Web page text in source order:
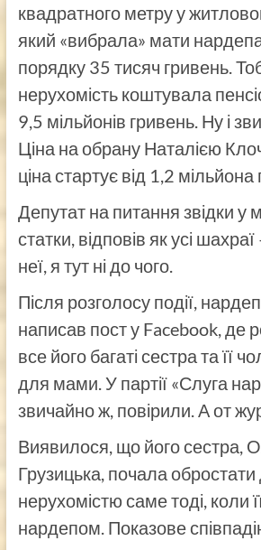
квадратного метру у
який «вибрала» мати
порядку 35 тисяч гривень.
нерухомість коштувала
9,5 мільйонів гривень. Ну і
Ціна на обрану Наталією
ціна стартує від 1,2 мільйона
Депутат на питання звідки у
статки, відповів як усі
неї, я тут ні до чого.
Після розголосу події,
написав пост у Facebook, де
все його багаті сестра та її
для мами. У партії «Слуга
звичайно ж, повірили. А от
Виявилося, що його сестра,
Грузицька, почала
нерухомістю саме тоді, коли
нардепом. Показове